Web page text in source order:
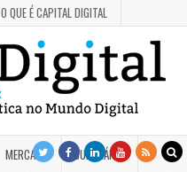
O QUE É CAPITAL DIGITAL
MERCADO JUDICIÁRIO